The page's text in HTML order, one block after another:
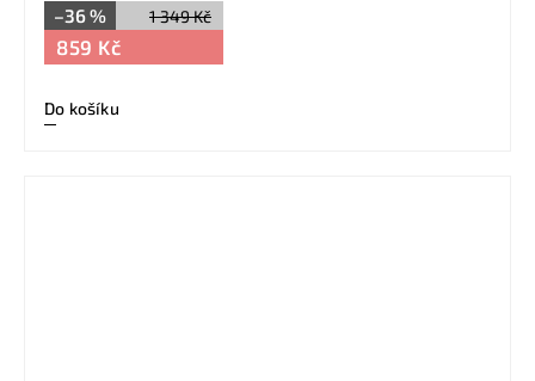
1 349 Kč
–36 %
859 Kč
Do košíku